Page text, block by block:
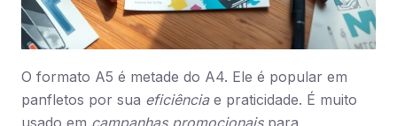
O formato A5 é metade do A4. Ele é popular em
panfletos por sua eficiênciae praticidade. É muito
usado em campanhas promocionaispara